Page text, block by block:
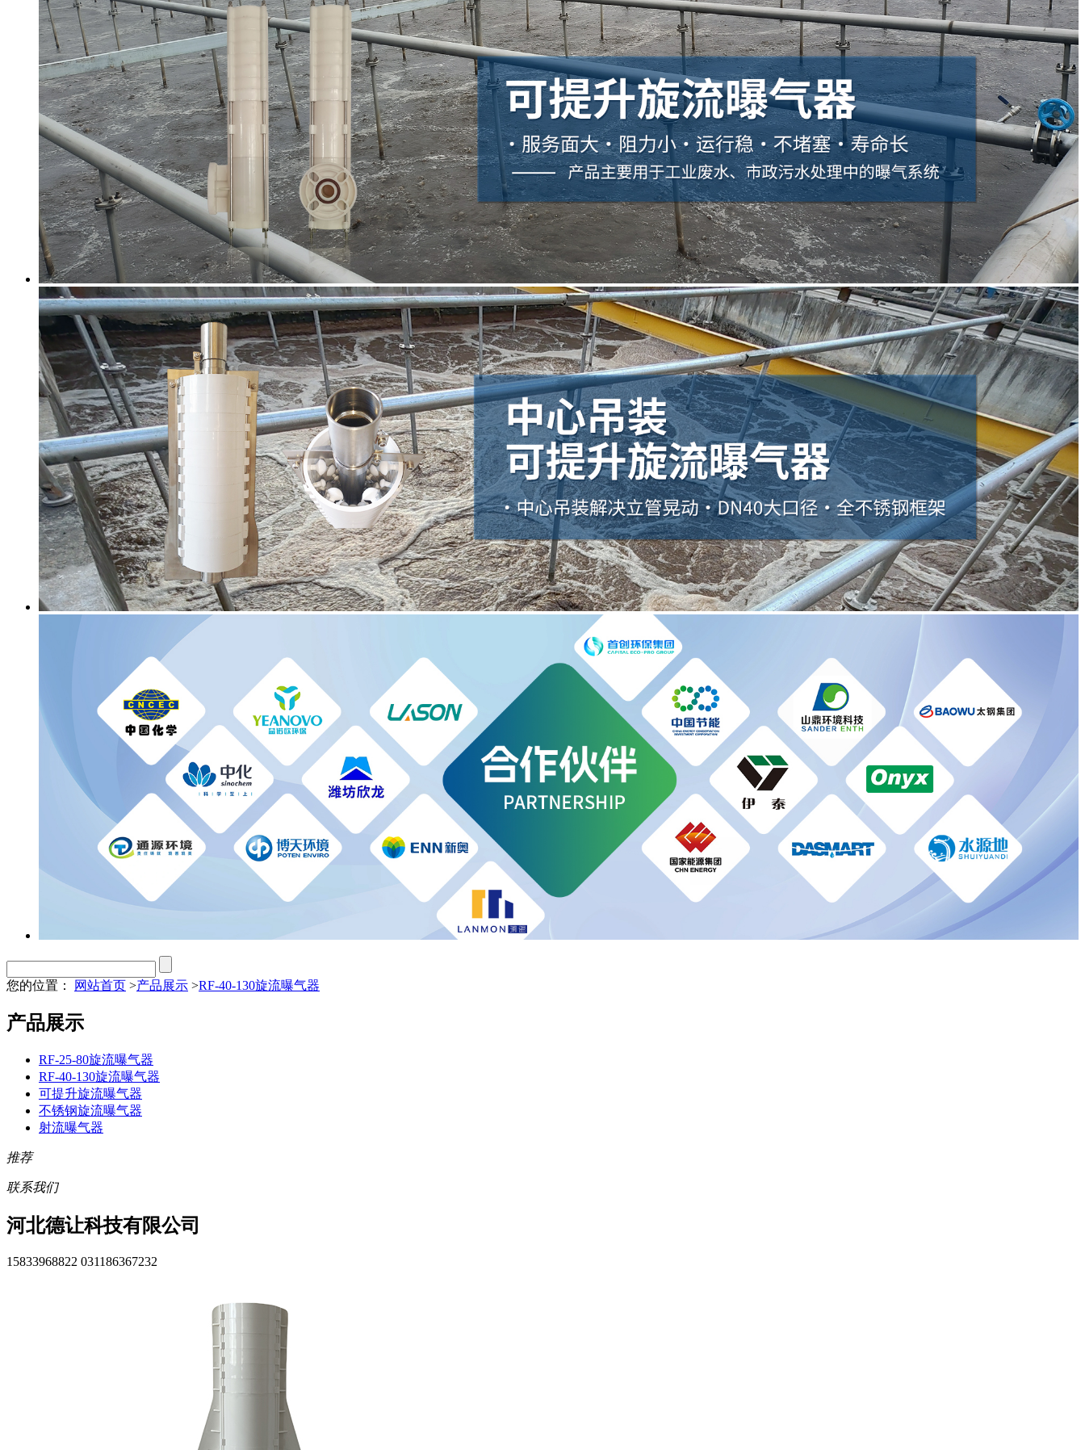
您的位置： 网站首页 >产品展示 >RF-40-130旋流曝气器
产品展示
RF-25-80旋流曝气器
RF-40-130旋流曝气器
可提升旋流曝气器
不锈钢旋流曝气器
射流曝气器
推荐
联系我们
河北德让科技有限公司
15833968822 031186367232